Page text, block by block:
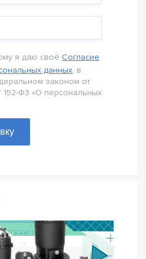
я даю своё Согласие
данных, в
законом от
Ф3 «О персональных